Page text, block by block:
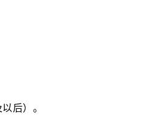
后）。